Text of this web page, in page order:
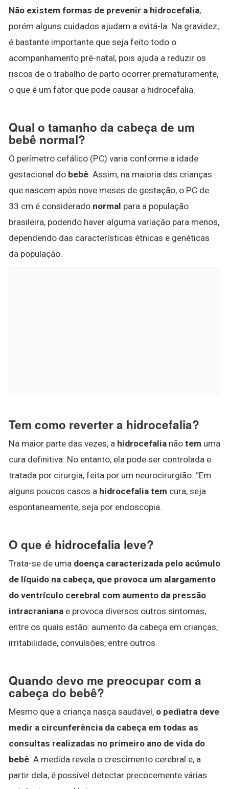
Não existem formas de prevenir a hidrocefalia,
porém alguns cuidados ajudam a evitá-la: Na gravidez,
é bastante importante que seja feito todo o
acompanhamento pré-natal, pois ajuda a reduzir os
riscos de o trabalho de parto ocorrer prematuramente,
o que é um fator que pode causar a hidrocefalia.
Qual o tamanho da cabeça de um
bebê normal?
O perímetro cefálico (PC) varia conforme a idade
gestacional do bebê. Assim, na maioria das crianças
que nascem após nove meses de gestação, o PC de
33 cm é considerado normal para a população
brasileira, podendo haver alguma variação para menos,
dependendo das características étnicas e genéticas
da população.
Tem como reverter a hidrocefalia?
Na maior parte das vezes, a hidrocefalia não tem uma
cura definitiva. No entanto, ela pode ser controlada e
tratada por cirurgia, feita por um neurocirurgião. “Em
alguns poucos casos a hidrocefalia tem cura, seja
espontaneamente, seja por endoscopia.
O que é hidrocefalia leve?
Trata-se de uma doença caracterizada pelo acúmulo
de líquido na cabeça, que provoca um alargamento
do ventrículo cerebral com aumento da pressão
intracraniana e provoca diversos outros sintomas,
entre os quais estão: aumento da cabeça em crianças,
irritabilidade, convulsões, entre outros.
Quando devo me preocupar com a
cabeça do bebê?
Mesmo que a criança nasça saudável, o pediatra deve
medir a circunferência da cabeça em todas as
consultas realizadas no primeiro ano de vida do
bebê. A medida revela o crescimento cerebral e, a
partir dela, é possível detectar precocemente várias